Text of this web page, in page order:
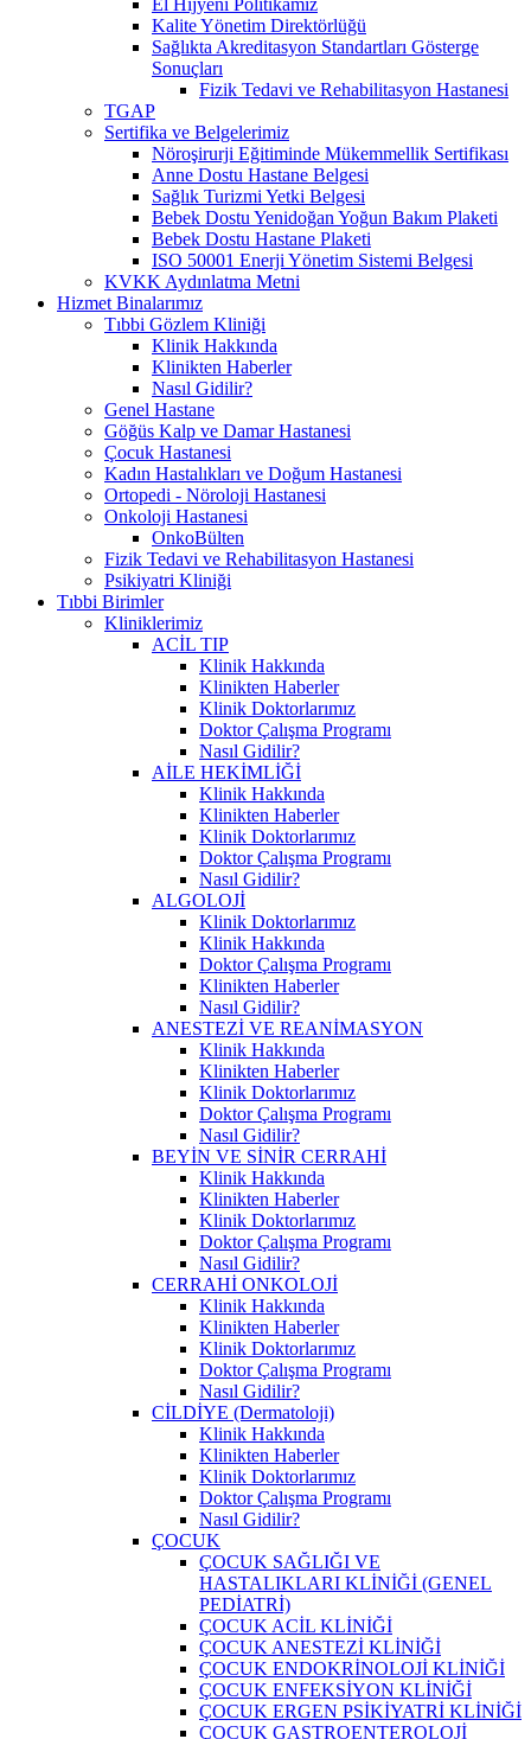
Kalite Yönetim Direktörlüğü
Sağlıkta Akreditasyon Standartları Gösterge
Sonuçları
Fizik Tedavi ve Rehabilitasyon Hastanesi
TGAP
Sertifika ve Belgelerimiz
Nöroşirurji Eğitiminde Mükemmellik Sertifikası
Anne Dostu Hastane Belgesi
Sağlık Turizmi Yetki Belgesi
Bebek Dostu Yenidoğan Yoğun Bakım Plaketi
Bebek Dostu Hastane Plaketi
ISO 50001 Enerji Yönetim Sistemi Belgesi
KVKK Aydınlatma Metni
Hizmet Binalarımız
Tıbbi Gözlem Kliniği
Klinik Hakkında
Klinikten Haberler
Nasıl Gidilir?
Genel Hastane
Göğüs Kalp ve Damar Hastanesi
Çocuk Hastanesi
Kadın Hastalıkları ve Doğum Hastanesi
Ortopedi - Nöroloji Hastanesi
Onkoloji Hastanesi
OnkoBülten
Fizik Tedavi ve Rehabilitasyon Hastanesi
Psikiyatri Kliniği
Tıbbi Birimler
Kliniklerimiz
ACİL TIP
Klinik Hakkında
Klinikten Haberler
Klinik Doktorlarımız
Doktor Çalışma Programı
Nasıl Gidilir?
AİLE HEKİMLİĞİ
Klinik Hakkında
Klinikten Haberler
Klinik Doktorlarımız
Doktor Çalışma Programı
Nasıl Gidilir?
ALGOLOJİ
Klinik Doktorlarımız
Klinik Hakkında
Doktor Çalışma Programı
Klinikten Haberler
Nasıl Gidilir?
ANESTEZİ VE REANİMASYON
Klinik Hakkında
Klinikten Haberler
Klinik Doktorlarımız
Doktor Çalışma Programı
Nasıl Gidilir?
BEYİN VE SİNİR CERRAHİ
Klinik Hakkında
Klinikten Haberler
Klinik Doktorlarımız
Doktor Çalışma Programı
Nasıl Gidilir?
CERRAHİ ONKOLOJİ
Klinik Hakkında
Klinikten Haberler
Klinik Doktorlarımız
Doktor Çalışma Programı
Nasıl Gidilir?
CİLDİYE (Dermatoloji)
Klinik Hakkında
Klinikten Haberler
Klinik Doktorlarımız
Doktor Çalışma Programı
Nasıl Gidilir?
ÇOCUK
ÇOCUK SAĞLIĞI VE
HASTALIKLARI KLİNİĞİ (GENEL
PEDİATRİ)
ÇOCUK ACİL KLİNİĞİ
ÇOCUK ANESTEZİ KLİNİĞİ
ÇOCUK ENDOKRİNOLOJİ KLİNİĞİ
ÇOCUK ENFEKSİYON KLİNİĞİ
ÇOCUK ERGEN PSİKİYATRİ KLİNİĞİ
ÇOCUK GASTROENTEROLOJİ